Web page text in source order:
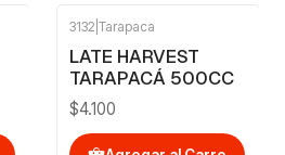
3132 Tarapaca
LATE HARVEST
TARAPACÁ 500CC
$4.100